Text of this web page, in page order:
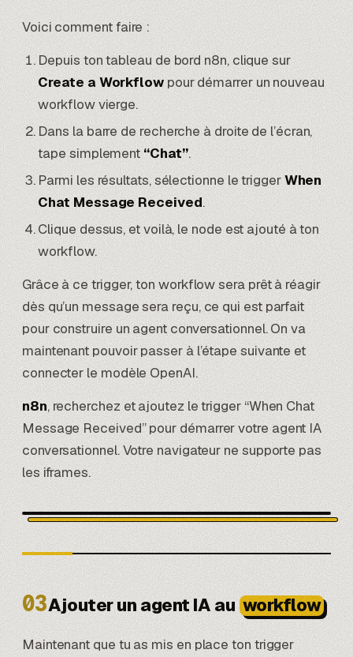
Voici comment faire :
Depuis ton tableau de bord n8n, clique sur
Create a Workflowpour démarrer un nouveau
workflow vierge.
Dans la barre de recherche à droite de l’écran,
tape simplement “Chat”.
Parmi les résultats, sélectionne le triggerWhen
Chat Message Received.
Clique dessus, et voilà, le node est ajouté à ton
workflow.
Grâce à ce trigger, ton workflow sera prêt à réagir
dès qu’un message sera reçu, ce qui est parfait
pour construire un agent conversationnel. On va
maintenant pouvoir passer à l’étape suivante et
connecter le modèle OpenAI.
n8n, recherchez et ajoutez le trigger “When Chat
Message Received” pour démarrer votre agent IA
conversationnel. Votre navigateur ne supporte pas
les iframes.
03Ajouter un agent IA au workflow
Maintenant que tu as mis en place ton trigger